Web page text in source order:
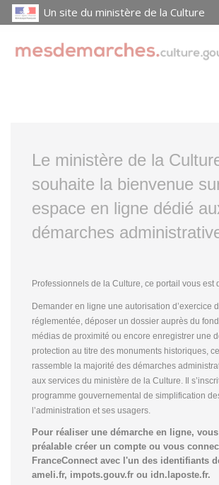
Un site du ministère de la Culture
Le ministère de la
souhaite la bienvenue
espace en ligne dédié
démarches
Professionnels de la Culture, ce portail vous est
Demander en ligne une autorisation d’exercice
réglementée, déposer un dossier auprès du
médias de proximité ou encore enregistrer une
protection au titre des monuments historiques,
rassemble la majorité des démarches
aux services du ministère de la Culture. Il
programme gouvernemental de simplification
l’administration et ses usagers.
Pour réaliser une démarche en ligne,
préalable créer un compte ou vous
FranceConnect avec l'un des identifiants
ameli.fr, impots.gouv.fr ou idn.laposte.fr.